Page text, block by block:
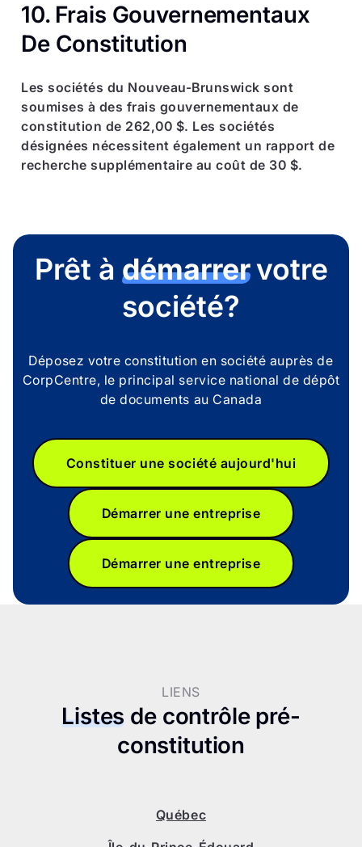
10. Frais Gouvernementaux
De Constitution
Les sociétés du Nouveau-Brunswick sont
soumises à des frais gouvernementaux de
constitution de 262,00 $. Les sociétés
désignées nécessitent également un rapport de
recherche supplémentaire au coût de 30 $.
Prêt à démarrervotre
société?
Déposez votre constitution en société auprès de
CorpCentre, le principal service national de dépôt
de documents au Canada
Constituer une société aujourd'hui
Démarrer une entreprise
Démarrer une entreprise
LIENS
Listes de contrôle pré-
constitution
Québec